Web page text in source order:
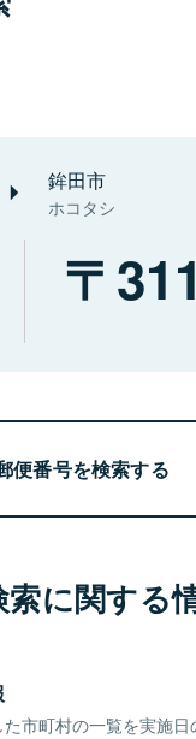
鉾田市
ホコタシ
便番号を検索する
に関する
市町村の一覧を実施日